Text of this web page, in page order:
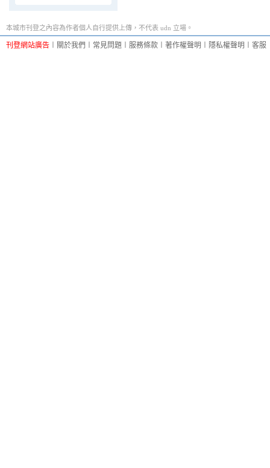
本城市刊登之內容為作者個人自行提供上傳，不代表 udn 立場。
刊登網站廣告 關於我們 常見問題 服務條款 著作權聲明 隱私權聲明 客服